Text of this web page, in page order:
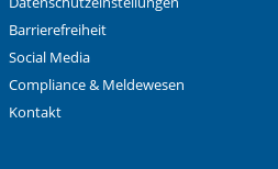
Barrierefreiheit
Social Media
Compliance & Meldewesen
Kontakt